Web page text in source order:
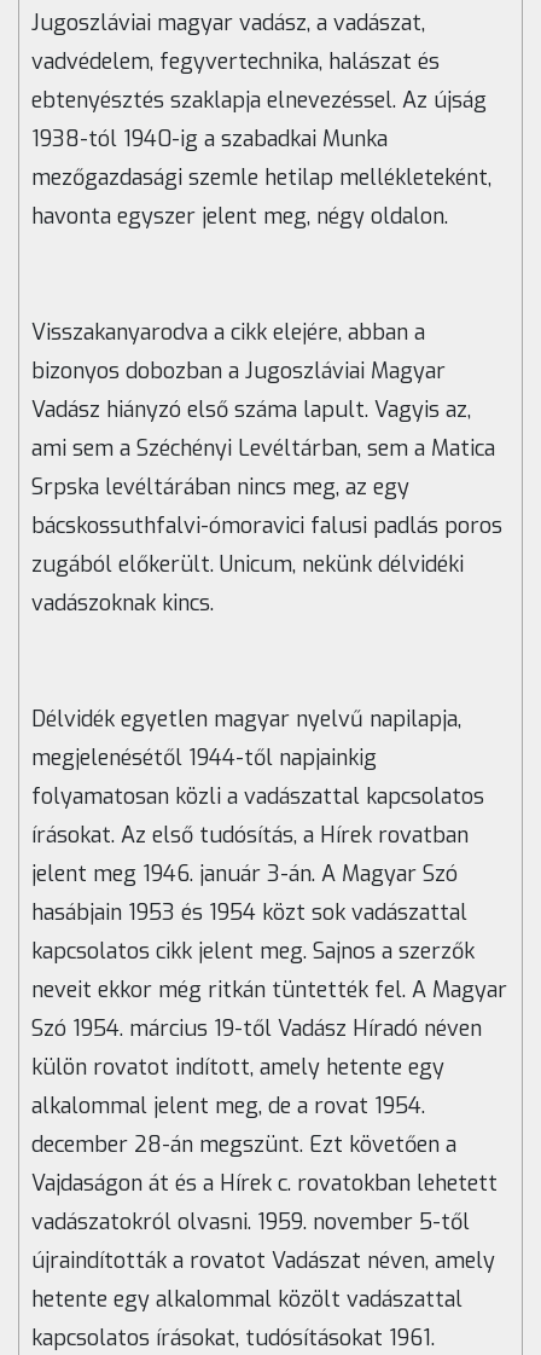
Jugoszláviai magyar vadász, a vadászat,
vadvédelem, fegyvertechnika, halászat és
ebtenyésztés szaklapja elnevezéssel. Az újság
1938-tól 1940-ig a szabadkai Munka
mezőgazdasági szemle hetilap mellékleteként,
havonta egyszer jelent meg, négy oldalon.
Visszakanyarodva a cikk elejére, abban a
bizonyos dobozban a Jugoszláviai Magyar
Vadász hiányzó első száma lapult. Vagyis az,
ami sem a Széchényi Levéltárban, sem a Matica
Srpska levéltárában nincs meg, az egy
bácskossuthfalvi-ómoravici falusi padlás poros
zugából előkerült. Unicum, nekünk délvidéki
vadászoknak kincs.
Délvidék egyetlen magyar nyelvű napilapja,
megjelenésétől 1944-től napjainkig
folyamatosan közli a vadászattal kapcsolatos
írásokat. Az első tudósítás, a Hírek rovatban
jelent meg 1946. január 3-án. A Magyar Szó
hasábjain 1953 és 1954 közt sok vadászattal
kapcsolatos cikk jelent meg. Sajnos a szerzők
neveit ekkor még ritkán tüntették fel. A Magyar
Szó 1954. március 19-től Vadász Híradó néven
külön rovatot indított, amely hetente egy
alkalommal jelent meg, de a rovat 1954.
december 28-án megszünt. Ezt követően a
Vajdaságon át és a Hírek c. rovatokban lehetett
vadászatokról olvasni. 1959. november 5-től
újraindították a rovatot Vadászat néven, amely
hetente egy alkalommal közölt vadászattal
kapcsolatos írásokat, tudósításokat 1961.